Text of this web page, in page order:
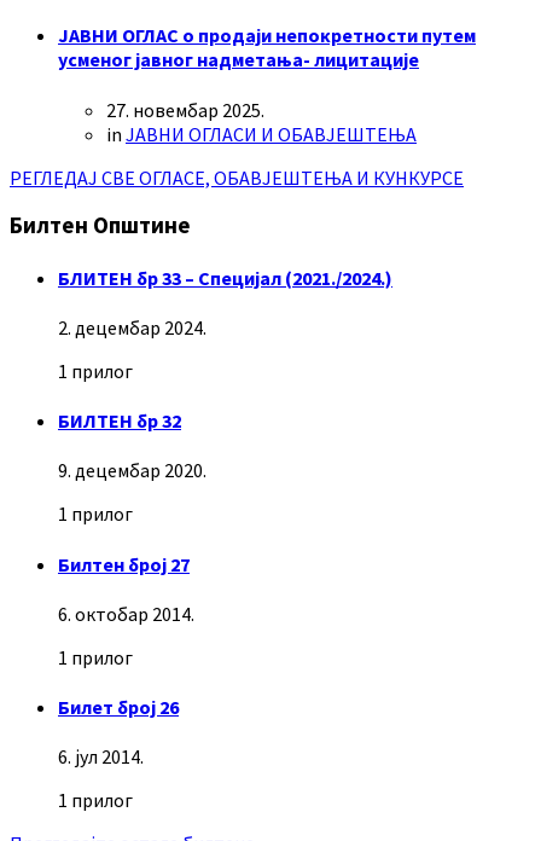
ЈАВНИ ОГЛАС о продаји непокретности путем
усменог јавног надметања- лицитације
27. новембар 2025.
in ЈАВНИ ОГЛАСИ И ОБАВЈЕШТЕЊА
РЕГЛЕДАЈ СВЕ ОГЛАСЕ, ОБАВЈЕШТЕЊА И КУНКУРСЕ
Билтен Општине
БЛИТЕН бр 33 – Специјал (2021./2024.)
2. децембар 2024.
1 прилог
БИЛТЕН бр 32
9. децембар 2020.
1 прилог
Билтен број 27
6. октобар 2014.
1 прилог
Билет број 26
6. јул 2014.
1 прилог